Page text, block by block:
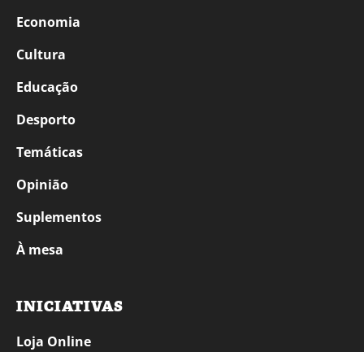
Economia
Cultura
Educação
Desporto
Temáticas
Opinião
Suplementos
À mesa
INICIATIVAS
Loja Online